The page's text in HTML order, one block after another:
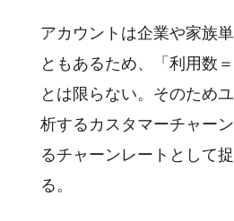
アカウントは企業や家族
ともあるため、「利用数
とは限らない。そのため
析するカスタマーチャー
るチャーンレートとして
る。